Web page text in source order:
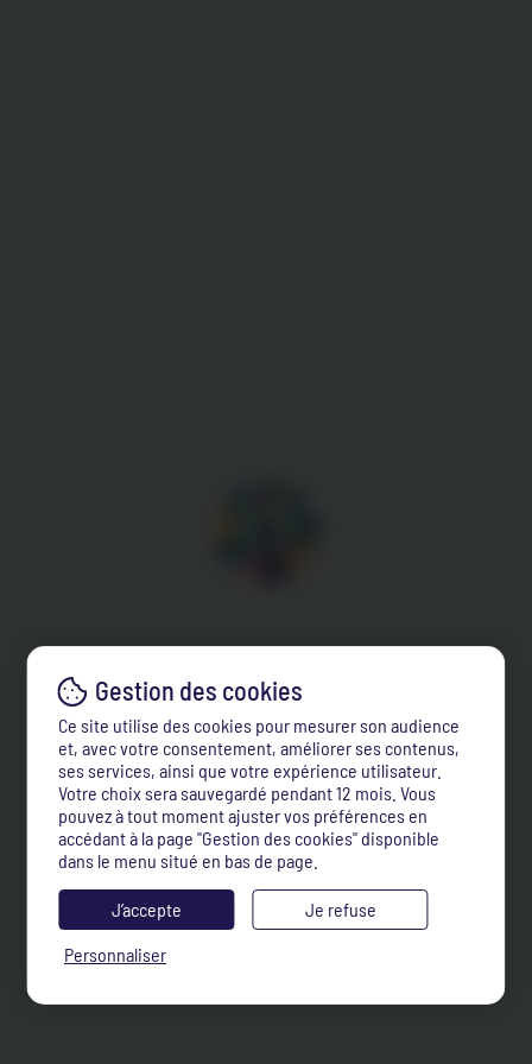
Ce site utilise des cookies pour mesurer son audience
et, avec votre consentement, améliorer ses contenus,
ses services, ainsi que votre expérience utilisateur.
Votre choix sera sauvegardé pendant 12 mois. Vous
pouvez à tout moment ajuster vos préférences en
accédant à la page "Gestion des cookies" disponible
dans le menu situé en bas de page.
J’accepte
Je refuse
Personnaliser